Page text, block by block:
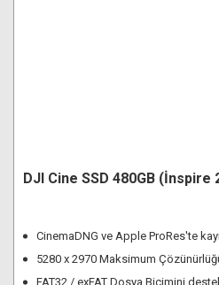
DJI Cine SSD 480GB (İnspire
CinemaDNG ve Apple ProRes'te
5280 x 2970 Maksimum
FAT32 / exFAT Dosya Biçimini